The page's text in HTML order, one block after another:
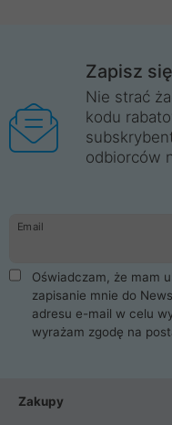
Zapisz
Nie strać
kodu
odbiorców
Email
Oświadczam, że mam
zapisanie mnie do
adresu e-mail w celu
wyrażam zgodę na
Zakupy